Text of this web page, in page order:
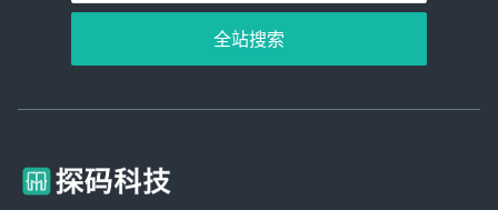
全站搜索